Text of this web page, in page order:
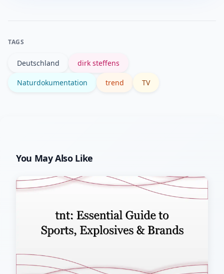
TAGS
Deutschland dirk steffens
Naturdokumentation trend TV
You May Also Like